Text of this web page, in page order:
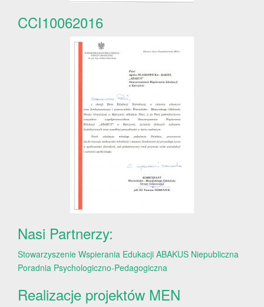
CCI10062016
Nasi Partnerzy:
Stowarzyszenie Wspierania Edukacji ABAKUS Niepubliczna
Poradnia Psychologiczno-Pedagogiczna
Realizacje projektów MEN